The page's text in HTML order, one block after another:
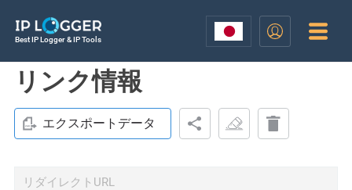
Best IP Logger & IP Tools
リンク情報
エクスポートデータ
リダイレクトURL